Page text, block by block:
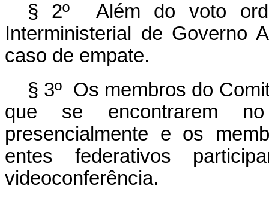
§ 2º Além do voto
Interministerial de Governo
caso de empate.
§ 3º Os membros do
que se encontrarem
presencialmente e os
entes federativos
videoconferência.